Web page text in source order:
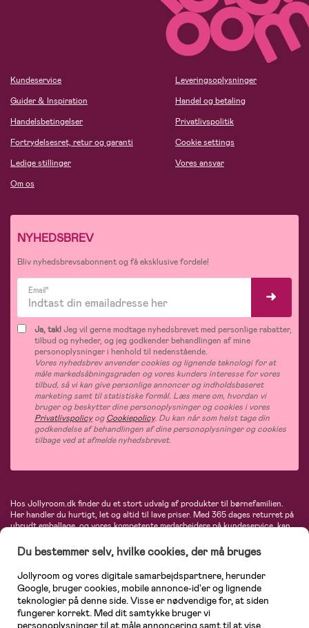
Kundeservice
Guider & Inspiration
Handelsbetingelser
Fortrydelsesret, retur og garanti
Ledige stillinger
Om os
Leveringsoplysninger
Handel og betaling
Privatlivspolitik
Cookie settings
Vores ansvar
NYHEDSBREV
Bliv nyhedsbrevsabonnent og få eksklusive fordele!
Email*
Ja, tak!Jeg vil gerne modtage nyhedsbrevet med personlige rabatter,
tilbud og nyheder, og jeg godkender behandlingen af mine
personoplysninger i henhold til nedenstående.
Vores nyhedsbrev anvender cookies og lignende teknologi for at
måle markedsåbningsgraden og vores kunders interesse for vores
tilbud, så vi kan give personlige annoncer og indholdsbaseret
marketing samt til statistiske formål. Læs mere om, hvordan vi
bruger og beskytter dine personoplysninger og cookies i vores
PrivatlivspolicyogCookiepolicy. Du kan når som helst tage din
godkendelse af behandlingen af dine personoplysninger og cookies
tilbage ved at afmelde nyhedsbrevet.
Hos Jollyroom.dk finder du et stort udvalg af produkter til børnefamilien.
Her handler du hurtigt, let og altid til lave priser. Med 365 dages returret på
ubrudt emballage, og vores kompetente medarbejdere på kundeservice, kan
barnevogne, autostole, børne- og babytøj, produkter til gravide og ammende
mødre, indretning og inspiration, legetøj, babyudstyr og meget mere. Vi
tilbyder produkter fra velkendte varemærker som Britax, Maxi-Cosi, Baby
Jogger, BabyBjörn, Didriksons, KidKraft, Ergobaby, Phillips Avent, Neonate,
Cybex, LEGO og mange flere. Kort sagt - et kæmpe sortiment venter på dig!
Du bestemmer selv, hvilke cookies, der må bruges
Jollyroom og vores digitale samarbejdspartnere, herunder
Google, bruger cookies, mobile annonce-id'er og lignende
teknologier på denne side. Visse er nødvendige for, at siden
fungerer korrekt. Med dit samtykke bruger vi
personoplysninger til at måle annoncering samt til at vise